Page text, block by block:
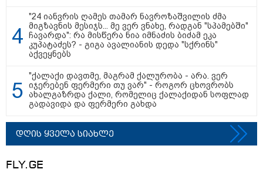
ადამიანი დაიკარგა - 57 პირს ამ დრომდე
ეძებენ
კიდევ ერთ დაკარგულს ოჯახი
10 წელია ეძებს - რას ამბობს 26
წლის ახალაგაზრდის დედა?
"24 იანვრის ღამეს თამარ ნავროზაშვილის ძმა
მიგზავნის მესიჯს... მე ვერ ვნახე, რადგან "სპამებში"
ჩავარდა": რა მისწერა ნია იმნაძის ბიძამ ეკა
კუპატაძეს? - გიგა ავალიანის დედა "სქრინს"
აქვეყნებს
"ქალაქი დავთმე, მაგრამ ქალურობა - არა. ვერ
იჯერებენ ფერმერი თუ ვარ" - როგორ ცხოვრობს
ახალგაზრდა ქალი, რომელიც ქალაქიდან სოფლად
გადავიდა და ფერმერი გახდა
დღის ყველა სიახლე
FLY.GE